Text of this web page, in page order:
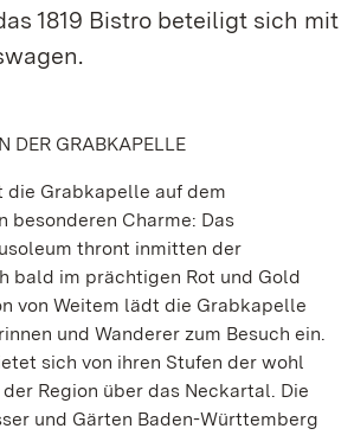
1819 Bistro beteiligt sich mit
DER GRABKAPELLE
die Grabkapelle auf dem
besonderen Charme: Das
thront inmitten der
bald im prächtigen Rot und Gold
von Weitem lädt die Grabkapelle
und Wanderer zum Besuch ein.
sich von ihren Stufen der wohl
Region über das Neckartal. Die
und Gärten Baden-Württemberg